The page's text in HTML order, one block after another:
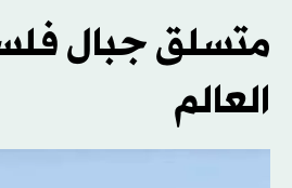
متسلق جبال
العالم